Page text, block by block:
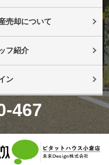
売却について
フ紹介
ン
467